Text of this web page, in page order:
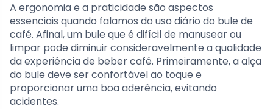
A ergonomia e a praticidade são aspectos
essenciais quando falamos do uso diário do bule de
café. Afinal, um bule que é difícil de manusear ou
limpar pode diminuir consideravelmente a qualidade
da experiência de beber café. Primeiramente, a alça
do bule deve ser confortável ao toque e
proporcionar uma boa aderência, evitando
acidentes.